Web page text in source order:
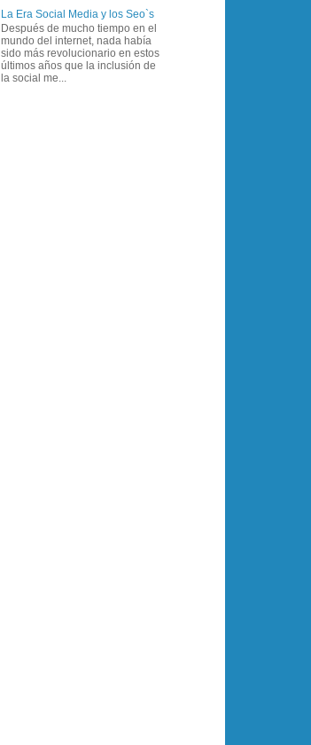
La Era Social Media y los Seo`s
Después de mucho tiempo en el
mundo del internet, nada había
sido más revolucionario en estos
últimos años que la inclusión de
la social me...